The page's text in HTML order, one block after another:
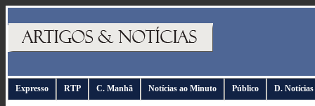
Expresso RTP C. Manhã Notícias ao Minuto Público D. Notícias